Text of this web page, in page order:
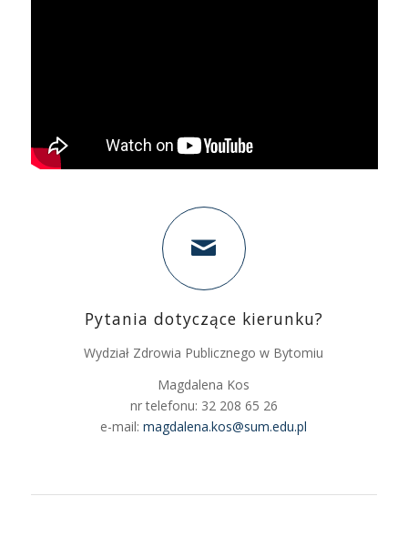
Pytania dotyczące kierunku?
Wydział Zdrowia Publicznego w Bytomiu
Magdalena Kos
nr telefonu: 32 208 65 26
e-mail:magdalena.kos@sum.edu.pl